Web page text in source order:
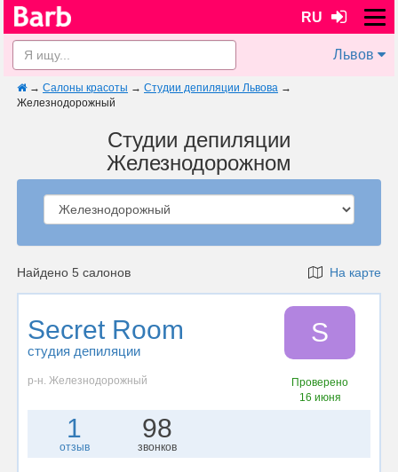
RU
Львов
→ Салоны красоты → Студии депиляции Львова →
Железнодорожный
Студии депиляции
Железнодорожном
Найдено 5 салонов На карте
Secret Room
студия депиляции
S
р-н. Железнодорожный
Проверено
16 июня
1
отзыв
98
звонков